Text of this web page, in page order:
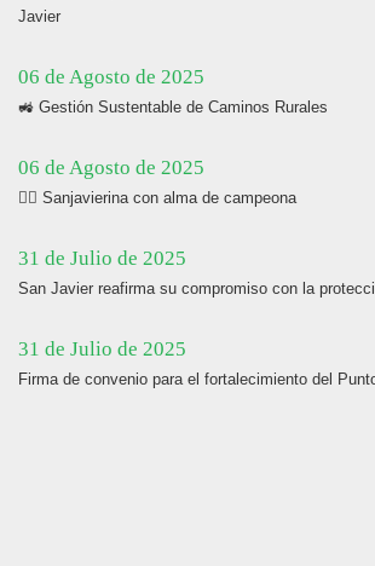
Javier
06 de Agosto de 2025
🚜 Gestión Sustentable de Caminos Rurales
06 de Agosto de 2025
🏋️‍♀️ Sanjavierina con alma de campeona
31 de Julio de 2025
San Javier reafirma su compromiso con la
31 de Julio de 2025
Firma de convenio para el fortalecimiento del